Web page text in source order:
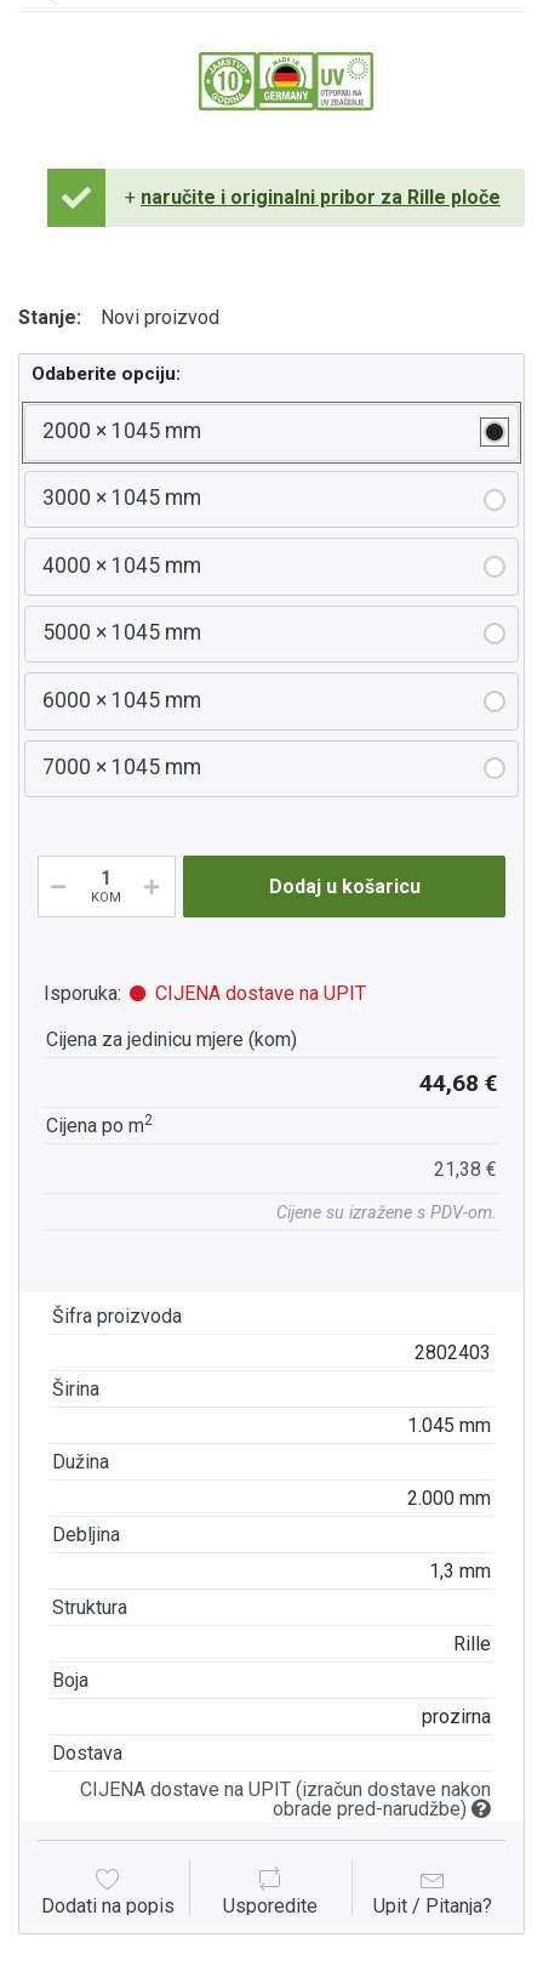
+ naručite i originalni pribor za Rille ploče
Stanje: Novi proizvod
Odaberite opciju:
2000 × 1045 mm
3000 × 1045 mm
4000 × 1045 mm
5000 × 1045 mm
6000 × 1045 mm
7000 × 1045 mm
Šifra proizvoda
2802403
Širina
1.045 mm
Dužina
2.000 mm
Debljina
1,3 mm
Struktura
Rille
Boja
prozirna
Dostava
CIJENA dostave na UPIT (izračun dostave nakon
obrade pred-narudžbe)
KOM Dodaj u košaricu
Isporuka:
CIJENA dostave na UPIT
Cijena za jedinicu mjere (kom)
44,68 €
Cijena po m2
21,38 €
Cijene su izražene s PDV-om.
Dodati na popis Usporedite Upit / Pitanja?